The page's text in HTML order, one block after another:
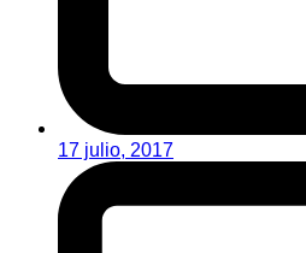
17 julio, 2017